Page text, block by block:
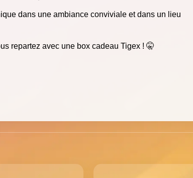
dans une ambiance conviviale et dans un lieu
repartez avec une box cadeau Tigex ! 🤫